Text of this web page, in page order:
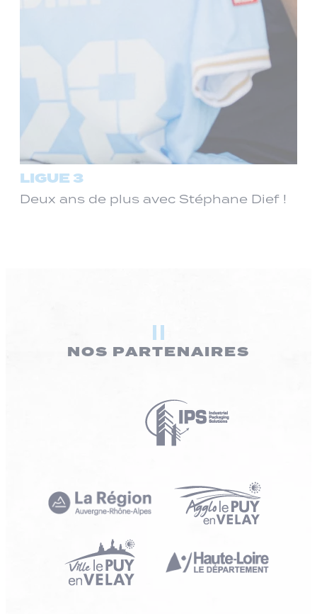
LIGUE 3
Deux ans de plus avec Stéphane Dief !
NOS PARTENAIRES